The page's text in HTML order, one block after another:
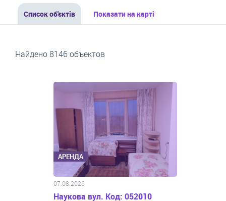
Список об'єктів Показати на карті
Найдено 8146 объектов
АРЕНДА
07.08.2026
Наукова вул. Код: 052010